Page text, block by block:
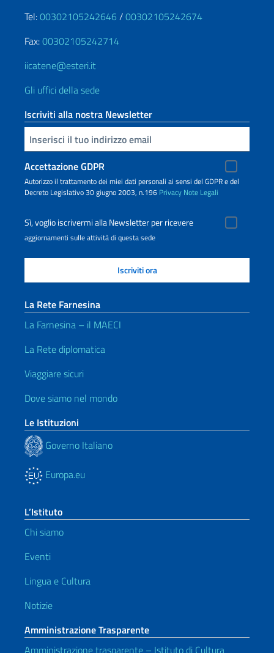
Tel:00302105242646 /00302105242674
Fax:00302105242714
iicatene@esteri.it
Gli uffici della sede
Iscriviti alla nostra Newsletter
Inserisci la tua email
Accettazione GDPR
Autorizzo il trattamento dei miei dati personali ai sensi del GDPR e del
Decreto Legislativo 30 giugno 2003, n.196 Privacy Note Legali
Sì, voglio iscrivermi alla Newsletter per ricevere
aggiornamenti sulle attività di questa sede
La Rete Farnesina
La Farnesina – il MAECI
La Rete diplomatica
Viaggiare sicuri
Dove siamo nel mondo
Le Istituzioni
Governo Italiano
Europa.eu
L’Istituto
Chi siamo
Eventi
Lingua e Cultura
Notizie
Amministrazione Trasparente
Amministrazione trasparente – Istituto di Cultura